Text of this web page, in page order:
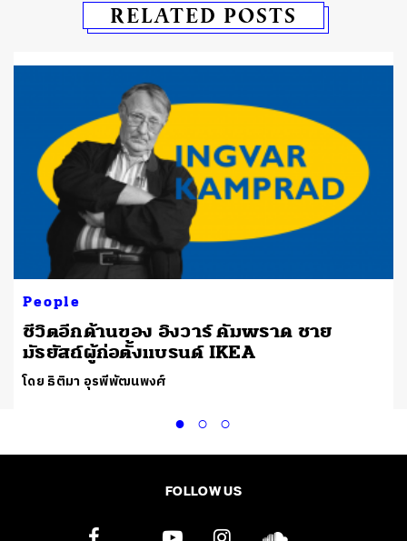
RELATED POSTS
People
ชีวิตอีกด้านของ อิงวาร์ คัมพราด ชาย
มัธยัสถ์ผู้ก่อตั้งแบรนด์ IKEA
โดย ธิติมา อุรพีพัฒนพงศ์
FOLLOW US